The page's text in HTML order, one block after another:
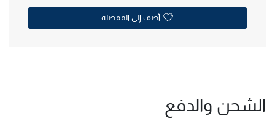
أضف إلى المفضلة
الشحن والدفع